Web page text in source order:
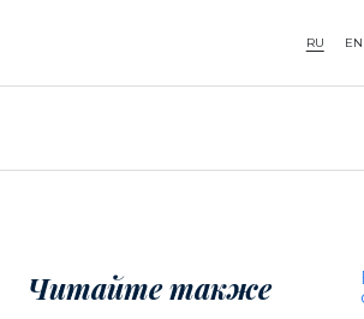
RU EN
Читайте также